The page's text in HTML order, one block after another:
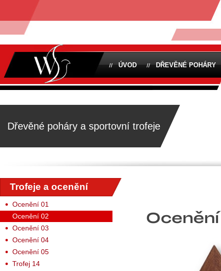
Ocenění
Trofeje a ocenění
Ocenění 01
Ocenění 02
Ocenění 03
Ocenění 04
Ocenění 05
Trofej 14
Dřevěné poháry a sportovní trofeje
ÚVOD DŘEVĚNÉ POHÁRY